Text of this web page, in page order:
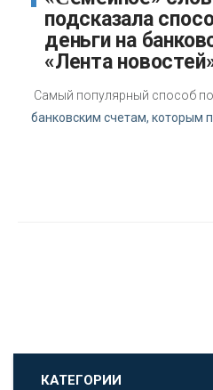
подсказала
деньги на
«Лента
Самый популярный способ
банковским счетам, которым
КАТЕГОРИИ